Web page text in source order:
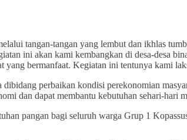
tangan-tangan yang lembut dan ikhlas
ini akan kami kembangkan di desa-desa
bermanfaat. Kegiatan ini tentunya kami
perbaikan kondisi perekonomian
dan dapat membantu kebutuhan sehari-hari
pangan bagi seluruh warga Grup 1